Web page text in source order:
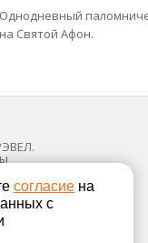
Однодневный
на Святой Афон.
согласие на
с